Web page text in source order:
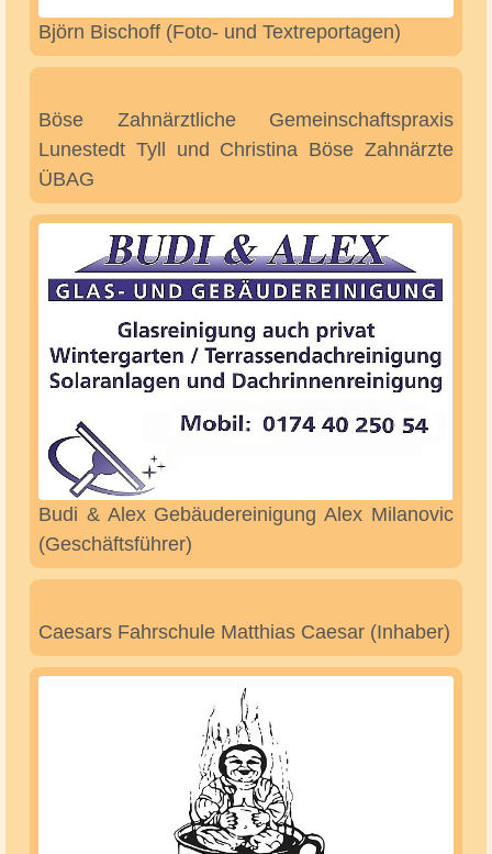
Berlin Döner Ritterhude Hamdullah Görgün
(Inh.)
Bestattungen Jessica Franzke e.K. Jessica
Bistro - Cafeteria - Restaurant im Hallenbad
Markus Tienken (Inhaber)